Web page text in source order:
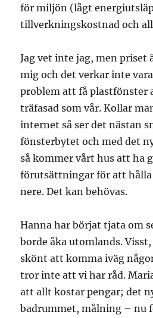
för miljön (lågt
tillverkningskostnad och
Jag vet inte jag, men
mig och det verkar inte
problem att få plastfönster
träfasad som vår. Kollar
internet så ser det nästan
fönsterbytet och med det
så kommer vårt hus att ha
förutsättningar för att
nere. Det kan behövas.
Hanna har börjat tjata om
borde åka utomlands.
skönt att komma iväg
tror inte att vi har råd.
att allt kostar pengar; det
badrummet, målning – nu